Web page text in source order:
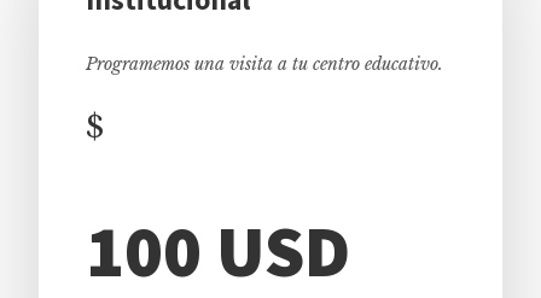
Programemos una visita a tu centro educativo.
$
100 USD